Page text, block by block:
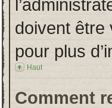
doivent être
pour plus
Haut
Comment